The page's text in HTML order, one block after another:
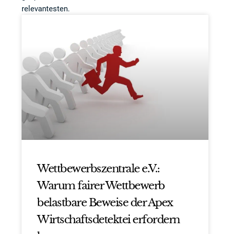
relevantesten.
Wettbewerbszentrale e.V.:
Warum fairer Wettbewerb
belastbare Beweise der Apex
Wirtschaftsdetektei erfordern